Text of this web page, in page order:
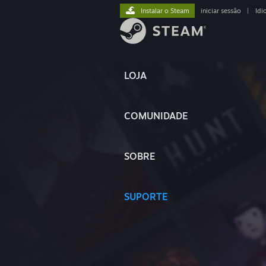
LOJA
COMUNIDADE
SOBRE
SUPORTE
Instalar o Steam iniciar sessão